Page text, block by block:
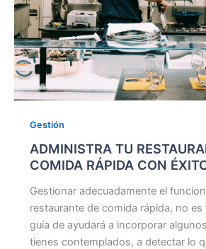
Gestión
ADMINISTRA TU
COMIDA RÁPIDA CON
Gestionar adecuadamente el
restaurante de comida rápida, no es
guía de ayudará a incorporar
tienes contemplados, a detectar lo